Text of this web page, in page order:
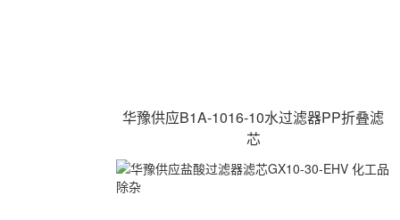
华豫供应B1A-1016-10水过滤器PP折叠滤
芯